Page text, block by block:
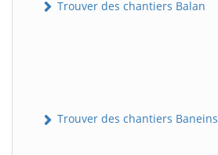
Trouver des chantiers Balan
Trouver des chantiers Baneins